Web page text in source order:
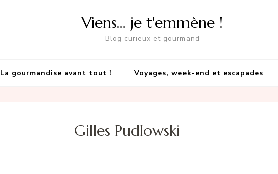
Viens… je t'emmène !
Blog curieux et gourmand
La gourmandise avant tout ! Voyages, week-end et escapades
Gilles Pudlowski